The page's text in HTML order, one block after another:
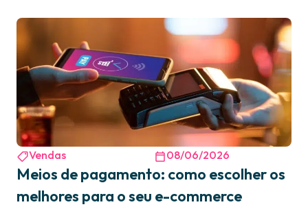
Vendas 08/06/2026
Meios de pagamento: como escolher os
melhores para o seu e-commerce